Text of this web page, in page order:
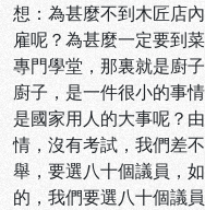
想：為甚麼不到木匠店
雇呢？為甚麼一定要到
專門學堂，那裏就是廚
廚子，是一件很小的事
是國家用人的大事呢？
情，沒有考試，我們差
舉，要選八十個議員，
的，我們要選八十個議